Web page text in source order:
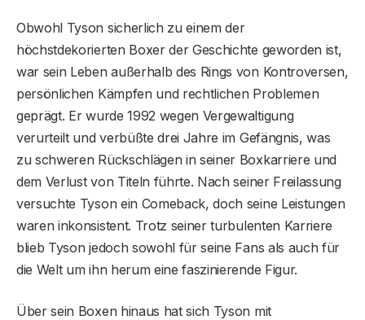
Obwohl Tyson sicherlich zu einem der
höchstdekorierten Boxer der Geschichte geworden ist,
war sein Leben außerhalb des Rings von Kontroversen,
persönlichen Kämpfen und rechtlichen Problemen
geprägt. Er wurde 1992 wegen Vergewaltigung
verurteilt und verbüßte drei Jahre im Gefängnis, was
zu schweren Rückschlägen in seiner Boxkarriere und
dem Verlust von Titeln führte. Nach seiner Freilassung
versuchte Tyson ein Comeback, doch seine Leistungen
waren inkonsistent. Trotz seiner turbulenten Karriere
blieb Tyson jedoch sowohl für seine Fans als auch für
die Welt um ihn herum eine faszinierende Figur.
Über sein Boxen hinaus hat sich Tyson mit